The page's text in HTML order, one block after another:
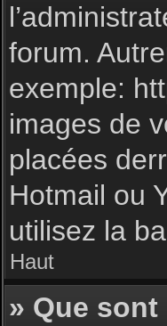
forum.
exemple:
images de
placées
Hotmail ou
utilisez la
Haut
» Que